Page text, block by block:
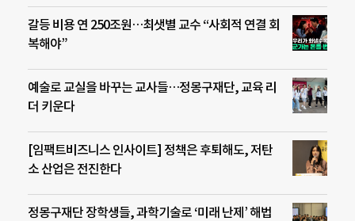
갈등 비용 연 250조원…최샛별 교수 “사회적 연결 회
복해야”
예술로 교실을 바꾸는 교사들…정몽구재단, 교육 리
더 키운다
[임팩트비즈니스 인사이트] 정책은 후퇴해도, 저탄
소 산업은 전진한다
정몽구재단 장학생들, 과학기술로 ‘미래 난제’ 해법